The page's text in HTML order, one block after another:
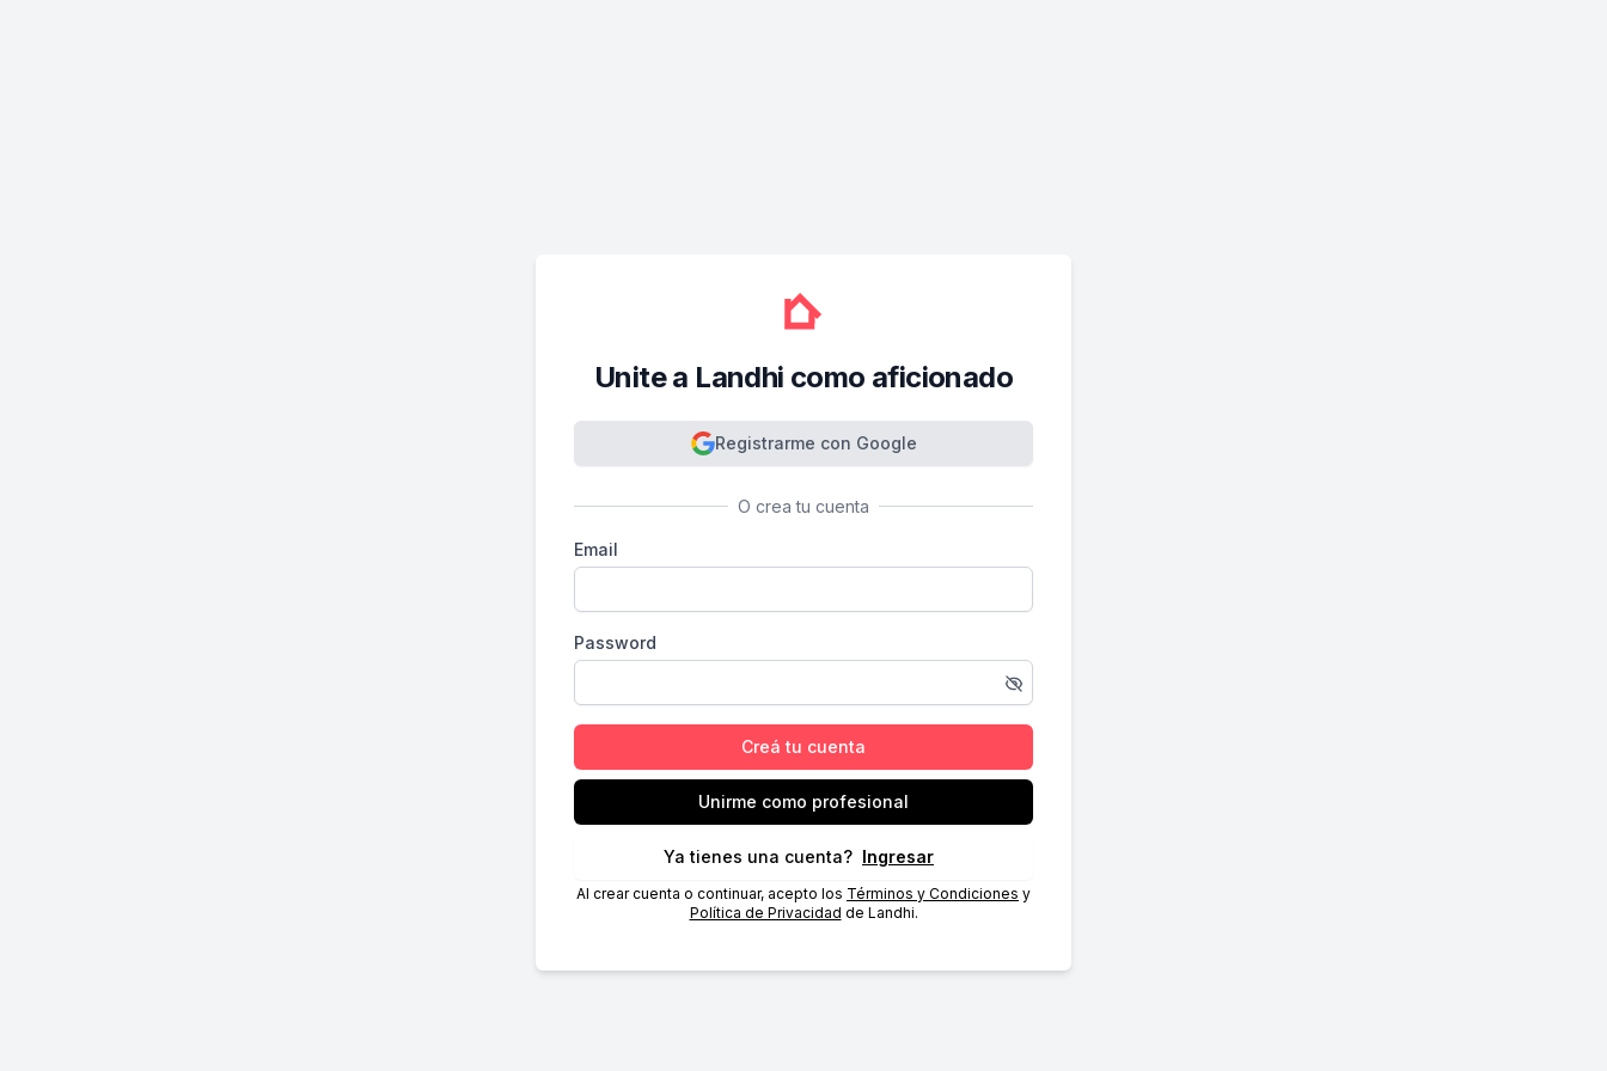
Unite a Landhi como aficionado
Registrarme con Google
O crea tu cuenta
Email
Password
Creá tu cuenta
Unirme como profesional
Ya tienes una cuenta? Ingresar
Al crear cuenta o continuar, acepto los Términos y Condiciones y
Política de Privacidad de Landhi.